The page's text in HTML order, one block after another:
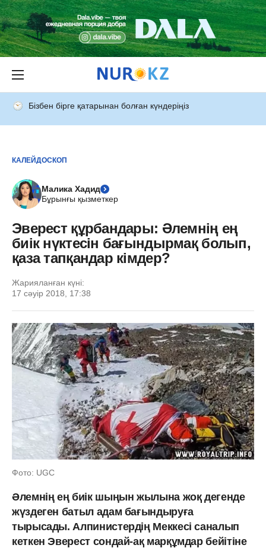
Бізбен бірге қатарынан болған күндеріңіз
КАЛЕЙДОСКОП
Малика Хадид
Бұрынғы қызметкер
Эверест құрбандары: Әлемнің ең
биік нүктесін бағындырмақ болып,
қаза тапқандар кімдер?
Жарияланған күні:
17 сәуір 2018, 17:38
Фото: UGC
Әлемнің ең биік шыңын жылына жоқ дегенде
жүздеген батыл адам бағындыруға
тырысады. Алпинистердің Меккесі саналып
кеткен Эверест сондай-ақ марқұмдар бейітіне